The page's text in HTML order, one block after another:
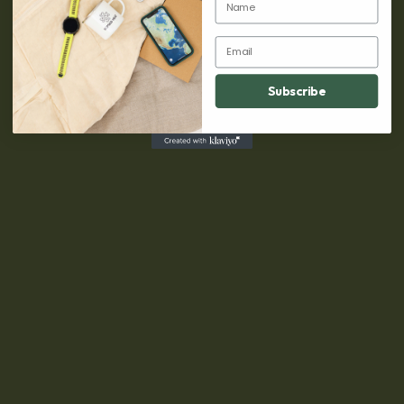
VALUTAVÄXLARE
Email
Subscribe